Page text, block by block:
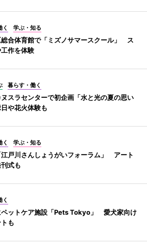
く 学ぶ・知る
合体育館で「ミズノサマースクール」 ス
作を体験
暮らす・働く
スラセンターで初企画「水と光の夏の思い
や花火体験も
く 学ぶ・知る
戸川さんしょうがいフォーラム」 アート
式も
く
ペットケア施設「Pets Tokyo」 愛犬家向け
も